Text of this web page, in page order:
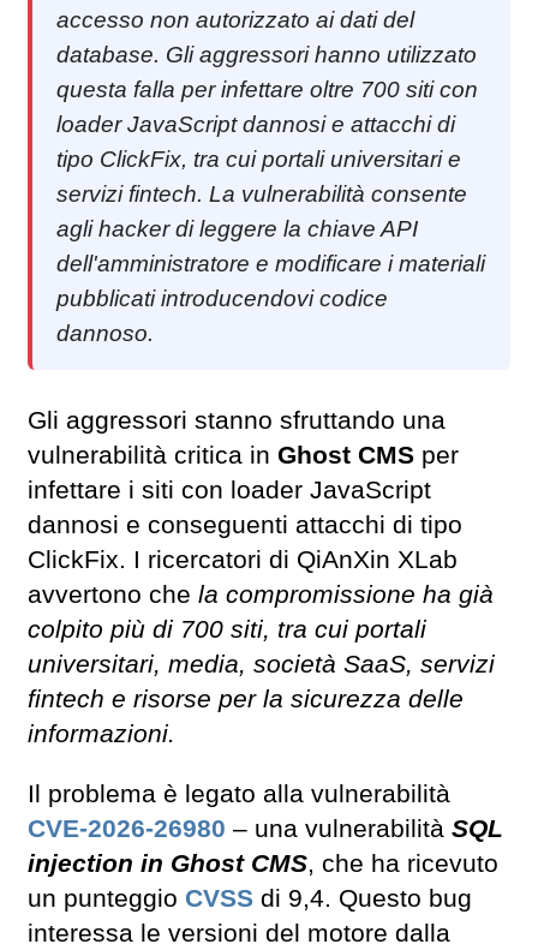
accesso non autorizzato ai dati del
database. Gli aggressori hanno utilizzato
questa falla per infettare oltre 700 siti con
loader JavaScript dannosi e attacchi di
tipo ClickFix, tra cui portali universitari e
servizi fintech. La vulnerabilità consente
agli hacker di leggere la chiave API
dell'amministratore e modificare i materiali
pubblicati introducendovi codice
dannoso.
Gli aggressori stanno sfruttando una
vulnerabilità critica in Ghost CMS per
infettare i siti con loader JavaScript
dannosi e conseguenti attacchi di tipo
ClickFix. I ricercatori di QiAnXin XLab
avvertono che la compromissione ha già
colpito più di 700 siti, tra cui portali
universitari, media, società SaaS, servizi
fintech e risorse per la sicurezza delle
informazioni.
Il problema è legato alla vulnerabilità
CVE-2026-26980 – una vulnerabilità SQL
injection in Ghost CMS, che ha ricevuto
un punteggio CVSS di 9,4. Questo bug
interessa le versioni del motore dalla